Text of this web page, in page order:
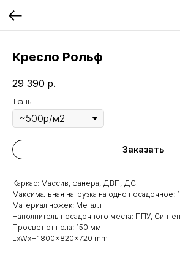
Кресло Рольф
29 390 р.
Ткань
Заказать
Каркас: Массив, фанера, ДВП, ДС
Максимальная нагрузка на одно посадочное:
Материал ножек: Металл
Наполнитель посадочного места: ППУ,
Просвет от пола: 150 мм
LxWxH: 800x820x720 mm